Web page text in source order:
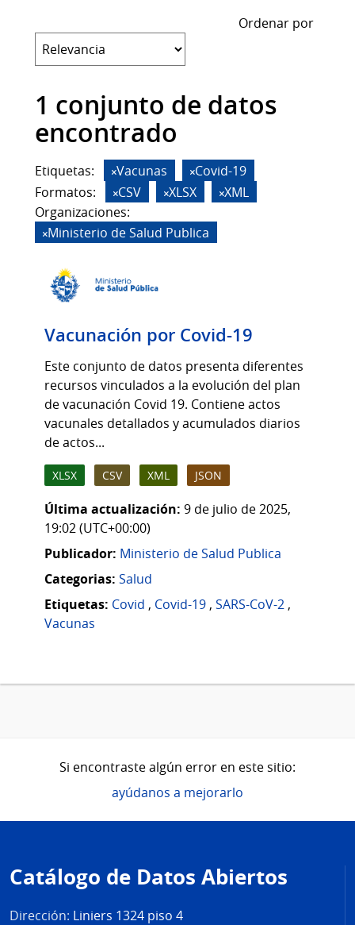
Ordenar por
1 conjunto de datos
encontrado
Etiquetas: Vacunas
Covid-19
Formatos:
CSV XLSX
XML
Organizaciones:
Ministerio de Salud Publica
Vacunación por Covid-19
Este conjunto de datos presenta diferentes
recursos vinculados a la evolución del plan
de vacunación Covid 19. Contiene actos
vacunales detallados y acumulados diarios
de actos...
XLSX CSV XML JSON
Última actualización: 9 de julio de 2025,
19:02 (UTC+00:00)
Publicador: Ministerio de Salud Publica
Categorias: Salud
Etiquetas: Covid , Covid-19 , SARS-CoV-2 ,
Vacunas
Si encontraste algún error en este sitio:
ayúdanos a mejorarlo
de
página
Catálogo de Datos Abiertos
Dirección: Liniers 1324 piso 4